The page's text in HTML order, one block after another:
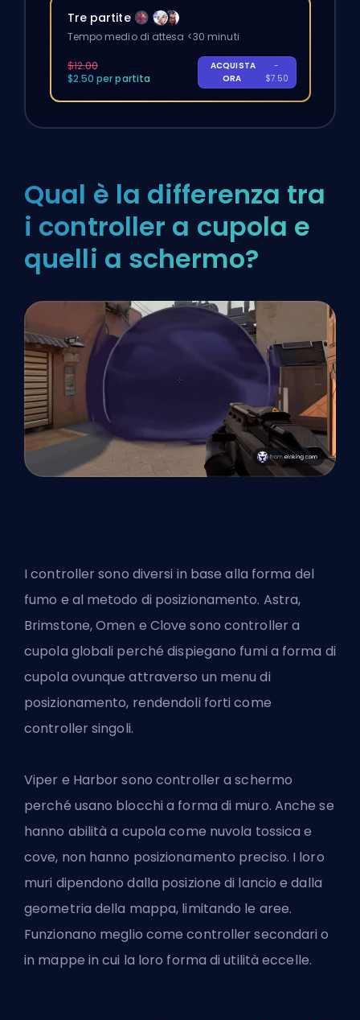
Tre partite
Tempo medio di attesa <30 minuti
$12.00
$2.50 per partita
ACQUISTA
ORA
-
$7.50
Qual è la differenza tra
i controller a cupola e
quelli a schermo?
I controller sono diversi in base alla forma del
fumo e al metodo di posizionamento. Astra,
Brimstone, Omen e Clove sono controller a
cupola globali perché dispiegano fumi a forma di
cupola ovunque attraverso un menu di
posizionamento, rendendoli forti come
controller singoli.
Viper e Harbor sono controller a schermo
perché usano blocchi a forma di muro. Anche se
hanno abilità a cupola come nuvola tossica e
cove, non hanno posizionamento preciso. I loro
muri dipendono dalla posizione di lancio e dalla
geometria della mappa, limitando le aree.
Funzionano meglio come controller secondari o
in mappe in cui la loro forma di utilità eccelle.